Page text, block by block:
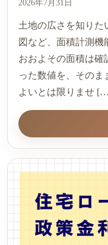
2026年7月31日
土地の広さを知りた
図など、面積計測機
おおよその面積は確
った数値を、そのま
よいとは限りませ